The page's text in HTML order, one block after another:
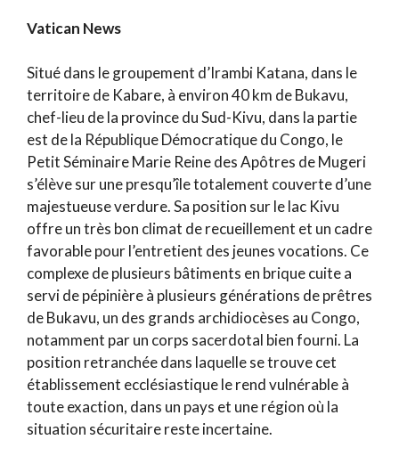
Vatican News
Situé dans le groupement d’Irambi Katana, dans le
territoire de Kabare, à environ 40 km de Bukavu,
chef-lieu de la province du Sud-Kivu, dans la partie
est de la République Démocratique du Congo, le
Petit Séminaire Marie Reine des Apôtres de Mugeri
s’élève sur une presqu’île totalement couverte d’une
majestueuse verdure. Sa position sur le lac Kivu
offre un très bon climat de recueillement et un cadre
favorable pour l’entretient des jeunes vocations. Ce
complexe de plusieurs bâtiments en brique cuite a
servi de pépinière à plusieurs générations de prêtres
de Bukavu, un des grands archidiocèses au Congo,
notamment par un corps sacerdotal bien fourni. La
position retranchée dans laquelle se trouve cet
établissement ecclésiastique le rend vulnérable à
toute exaction, dans un pays et une région où la
situation sécuritaire reste incertaine.